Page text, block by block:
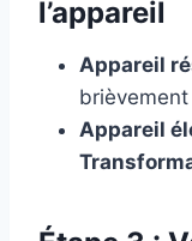
l’appareil
Appareil
Appareil